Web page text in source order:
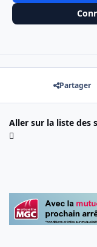
Partager
Aller sur la liste des